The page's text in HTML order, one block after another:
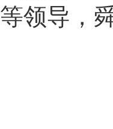
等领导，